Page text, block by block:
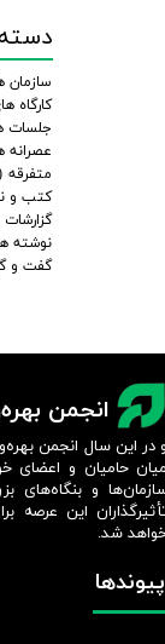
سازمان
کارگاه
جلسات
عصرانه
متفرقه
کتب و
نوشته
گفت و
انجمن
پیوندها
در این سال انجمن
حامیان و اعضای
و بنگاه‌های
این
شد.​​​​​​​